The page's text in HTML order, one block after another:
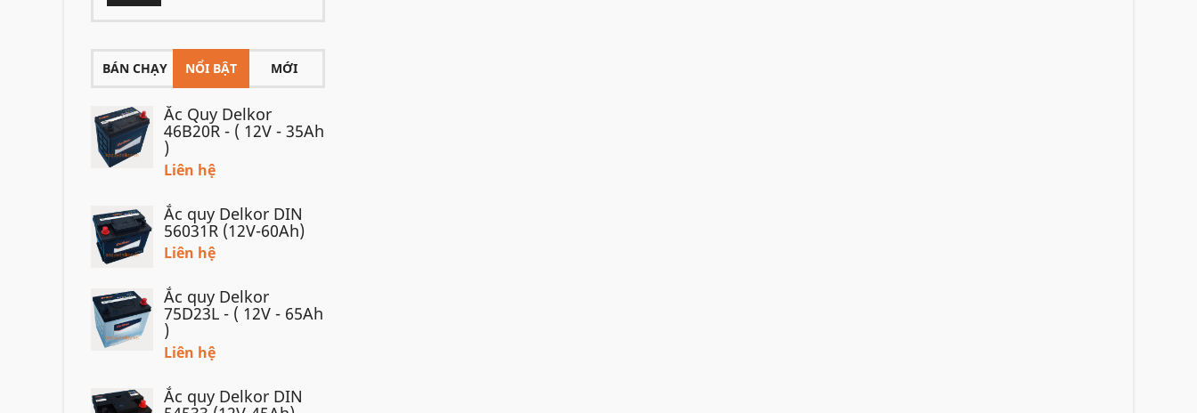
BÁN CHẠY NỔI BẬT MỚI
Ắc Quy Delkor
46B20R - ( 12V - 35Ah
)
Liên hệ
Ắc quy Delkor DIN
56031R (12V-60Ah)
Liên hệ
Ắc quy Delkor
75D23L - ( 12V - 65Ah
)
Liên hệ
Ắc quy Delkor DIN